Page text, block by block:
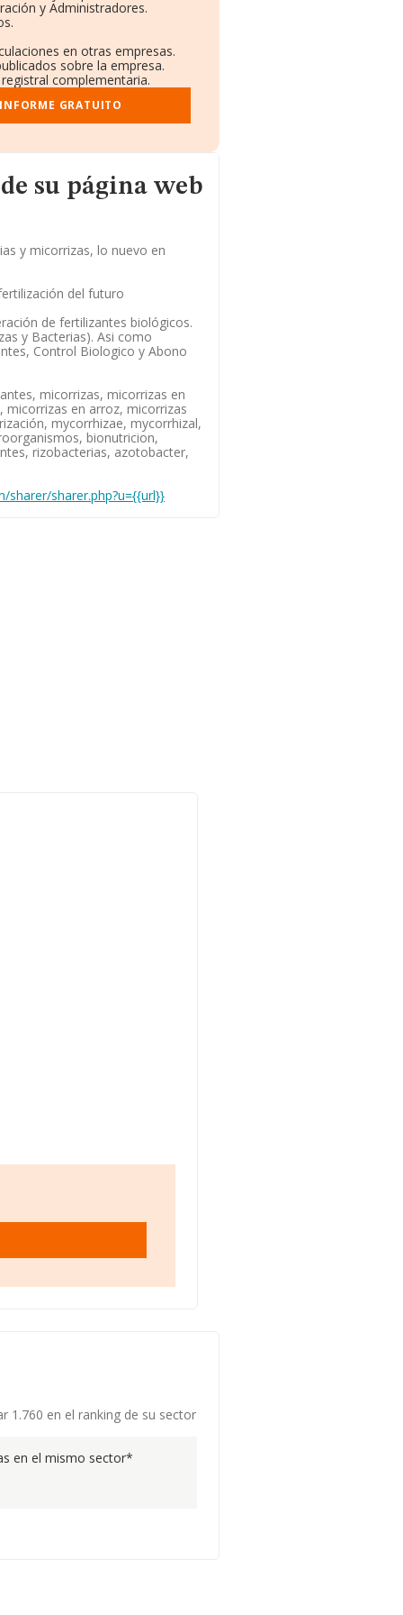
y Administradores.
en otras empresas.
sobre la empresa.
complementaria.
GRATUITO
web
su página web
y micorrizas, lo nuevo en
del futuro
de fertilizantes biológicos.
y Bacterias). Asi como
Control Biologico y Abono
micorrizas, micorrizas en
micorrizas en arroz, micorrizas
mycorrhizae, mycorrhizal,
bionutricion,
rizobacterias, azotobacter,
sharer.php?u={{url}}
1.760 en el ranking de su sector
en el mismo sector*